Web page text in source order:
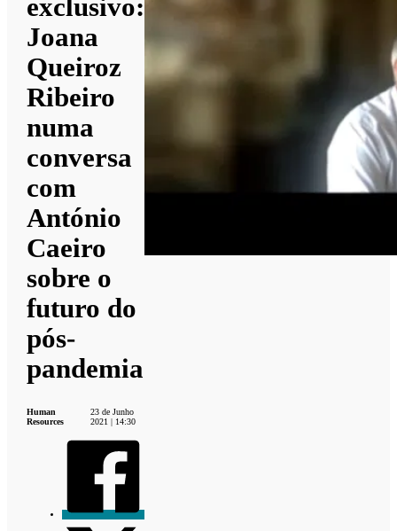
exclusivo:
Joana
Queiroz
Ribeiro
numa
conversa
com
António
Caeiro
sobre o
futuro do
pós-
pandemia
Human
Resources
23 de Junho
2021 | 14:30